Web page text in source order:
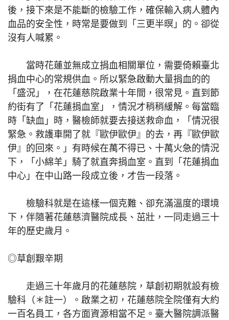
後，接下來是不能斷的檢驗工作，確保輸入病人體內
血品的安全性，時常是要做到「三更半暝」的。卻從
沒有人喊累。
當時花蓮並無成立捐血相關單位，需要倚賴臺北
捐血中心的常規供血。所以緊急啟動大量捐血的的
「盛況」，在花蓮慈院啟業十年間，很常見。直到節
約街有了「花蓮捐血室」，情況才稍稍緩解。每當臨
時「缺血」時，醫檢師就要去接送救命血，「情況很
緊急。救護車開了就『歐伊歐伊』的去，再『歐伊歐
伊』的回來。」有時候在萬不得已、十萬火急的情況
下，「小綿羊」騎了就直奔捐血室。直到「花蓮捐血
中心」在中山路一段成立後，才告一段落。
檢驗科就是在這樣一個克難、卻充滿溫度的環境
下，伴隨著花蓮慈濟醫院成長、茁壯，一同走過三十
年的歷史歲月。
◎草創艱辛期
走過三十年歲月的花蓮慈院，草創初期就設有檢
驗科（＊註一）。啟業之初，花蓮慈院全院僅有大約
一百名員工，各方面資源相當不足。臺大醫院調派醫